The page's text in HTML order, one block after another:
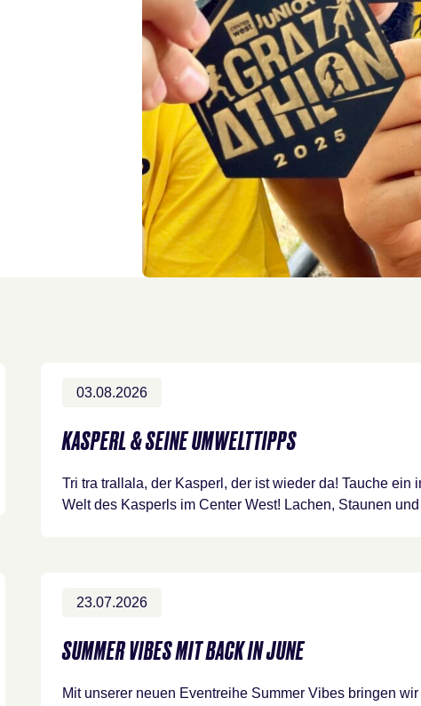
03.08.2026
KASPERL & SEINE UMWELTTIPPS
Tri tra trallala, der Kasperl, der ist wieder da! Tauche ein
Welt des Kasperls im Center West! Lachen, Staunen
23.07.2026
SUMMER VIBES MIT BACK IN JUNE
Mit unserer neuen Eventreihe Summer Vibes bringen